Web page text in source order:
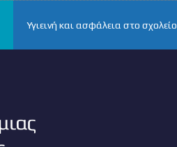
Υγιεινή και ασφάλεια στο σχολείο